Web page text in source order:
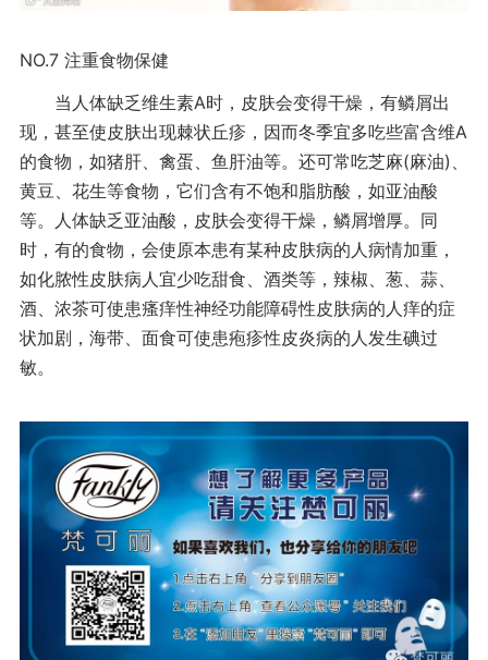
NO.7 注重食物保健
当人体缺乏维生素A时，皮肤会变得干燥，有鳞屑出
现，甚至使皮肤出现棘状丘疹，因而冬季宜多吃些富含维A
的食物，如猪肝、禽蛋、鱼肝油等。还可常吃芝麻(麻油)
黄豆、花生等食物，它们含有不饱和脂肪酸，如亚油酸
等。人体缺乏亚油酸，皮肤会变得干燥，鳞屑增厚。同
时，有的食物，会使原本患有某种皮肤病的人病情加重，
如化脓性皮肤病人宜少吃甜食、酒类等，辣椒、葱、蒜、
酒、浓茶可使患瘙痒性神经功能障碍性皮肤病的人痒的症
状加剧，海带、面食可使患疱疹性皮炎病的人发生碘过
敏。